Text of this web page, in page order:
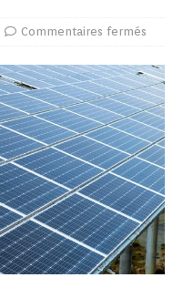
Commentaires fermés